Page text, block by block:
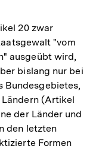
20 zwar
"vom
ausgeübt wird,
bislang nur bei
Bundesgebietes,
(Artikel
der Länder und
den letzten
Formen